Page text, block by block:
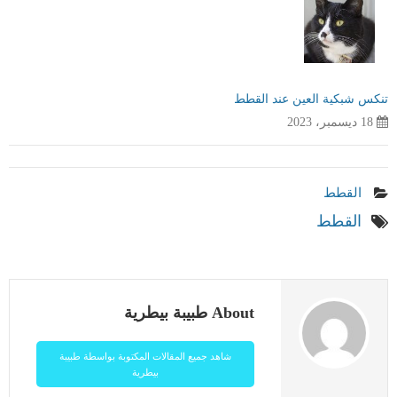
تنكس شبكية العين عند القطط
18 ديسمبر، 2023
القطط
القطط
About طبيبة بيطرية
شاهد جميع المقالات المكتوبة بواسطة طبيبة
بيطرية